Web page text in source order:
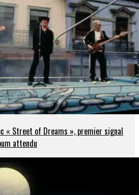
« Street of Dreams », premier signal
attendu